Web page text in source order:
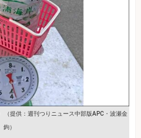
（提供：週刊つりニュース中部版APC・波瀬金
鉤）